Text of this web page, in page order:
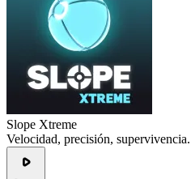
Slope Xtreme
Velocidad, precisión,